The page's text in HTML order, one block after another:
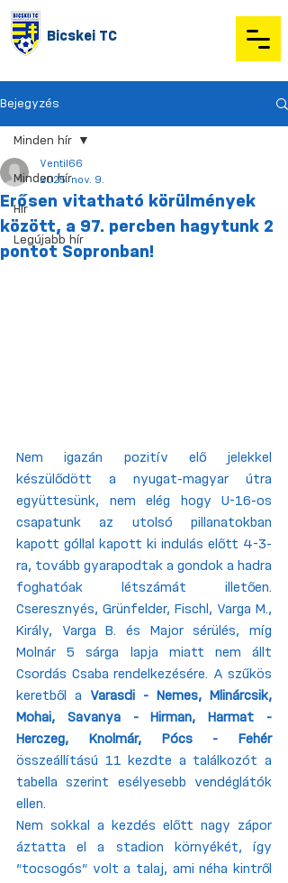
Bicskei TC
Bejegyzés
Minden hír
Hír
Legújabb hír
Minden hír
Erősen vitatható körülmények
között, a 97. percben hagytunk 2
pontot Sopronban!
Ventil66
2025. nov. 9.
Nem igazán pozitív elő jelekkel
készülődött a nyugat-magyar útra
együttesünk, nem elég hogy U-16-os
csapatunk az utolsó pillanatokban
kapott góllal kapott ki indulás előtt 4-3-
ra, tovább gyarapodtak a gondok a hadra
foghatóak létszámát illetően.
Cseresznyés, Grünfelder, Fischl, Varga M.,
Király, Varga B. és Major sérülés, míg
Molnár 5 sárga lapja miatt nem állt
Csordás Csaba rendelkezésére. A szűkös
keretből a Varasdi - Nemes, Mlinárcsik,
Mohai, Savanya - Hirman, Harmat -
Herczeg, Knolmár, Pócs - Fehér
összeállítású 11 kezdte a találkozót a
tabella szerint esélyesebb vendéglátók
ellen.
Nem sokkal a kezdés előtt nagy zápor
áztatta el a stadion környékét, így
“tocsogós” volt a talaj, ami néha kintről